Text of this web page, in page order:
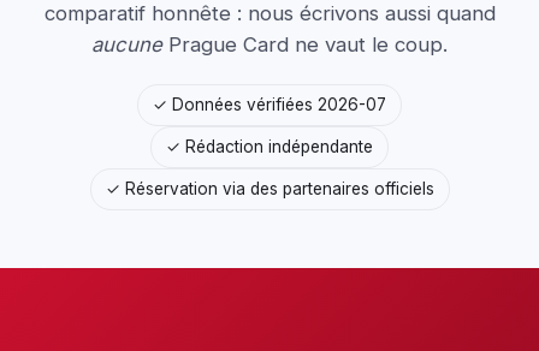
comparatif honnête : nous écrivons aussi quand
aucunePrague Card ne vaut le coup.
✓ Données vérifiées 2026-07
✓ Rédaction indépendante
✓ Réservation via des partenaires officiels